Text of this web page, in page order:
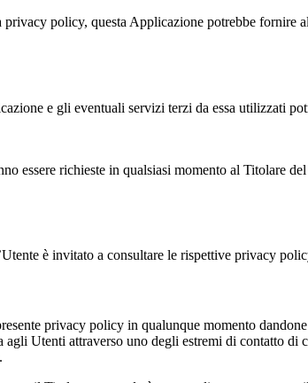
policy, questa Applicazione potrebbe
e gli eventuali servizi terzi da essa utilizzati
essere richieste in qualsiasi momento al Titolare
è invitato a consultare le rispettive privacy
privacy policy in qualunque momento
Utenti attraverso uno degli estremi di contatto di